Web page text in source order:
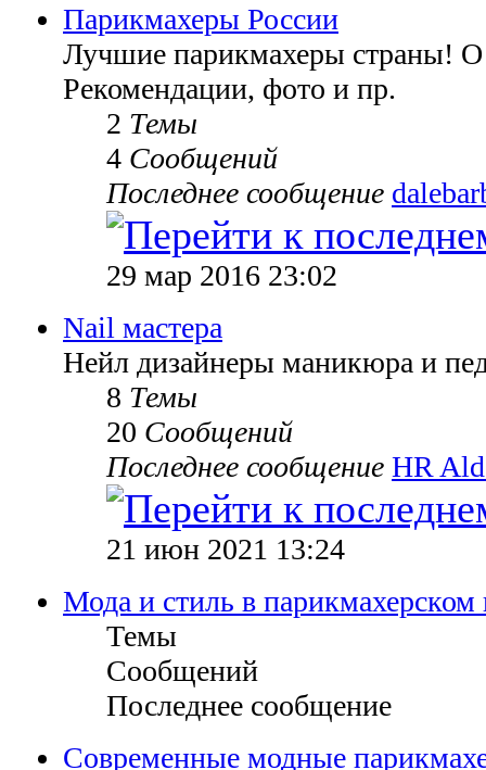
Парикмахеры России
Лучшие парикмахеры страны!
Рекомендации, фото и пр.
2 Темы
4 Сообщений
Последнее сообщение
29 мар 2016 23:02
Nail мастера
Нейл дизайнеры маникюра и
8 Темы
20 Сообщений
Последнее сообщение HR
21 июн 2021 13:24
Мода и стиль в парикмахерском
Темы
Сообщений
Последнее сообщение
Современные модные